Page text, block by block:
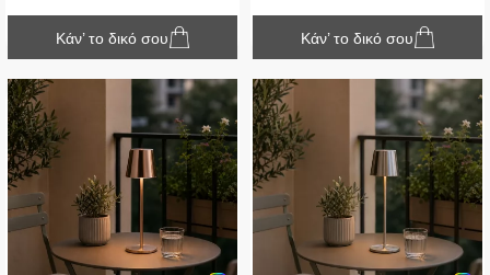
Κάν’ το δικό σου Κάν’ το δικό σου